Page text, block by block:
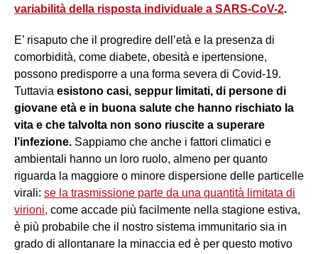
variabilità della risposta individuale a SARS-CoV-2.
E’ risaputo che il progredire dell’età e la presenza di
comorbidità, come diabete, obesità e ipertensione,
possono predisporre a una forma severa di Covid-19.
Tuttavia esistono casi, seppur limitati, di persone di
giovane età e in buona salute che hanno rischiato la
vita e che talvolta non sono riuscite a superare
l’infezione. Sappiamo che anche i fattori climatici e
ambientali hanno un loro ruolo, almeno per quanto
riguarda la maggiore o minore dispersione delle particelle
virali: se la trasmissione parte da una quantità limitata di
virioni, come accade più facilmente nella stagione estiva,
è più probabile che il nostro sistema immunitario sia in
grado di allontanare la minaccia ed è per questo motivo